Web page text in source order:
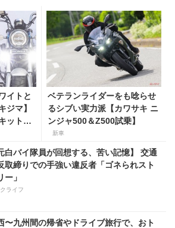
イトと
ジマ】
ットに
ム用が
ベテランライダーをも唸らせ
るシブい実力派【カワサキ ニ
ンジャ500＆Z500試乗】
新車
白バイ隊員が回想する、苦い記憶】 交通
取締りでの手強い違反者「ゴネられスト
ー」
ライフ
〜九州間の帰省やドライブ旅行で、おト